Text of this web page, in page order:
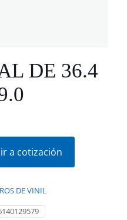
DE 36.4
a cotización
DE VINIL